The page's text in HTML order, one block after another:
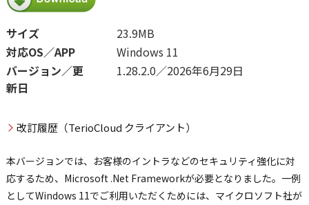
サイズ
23.9MB
対応OS／APP
Windows 11
バージョン／更
新日
1.28.2.0／2026年6月29日
改訂履歴（TerioCloud クライアント）
本バージョンでは、お客様のイントラなどのセキュリティ強化に対
応するため、Microsoft .Net Frameworkが必要となりました。一例
としてWindows 11でご利用いただくためには、マイクロソフト社が